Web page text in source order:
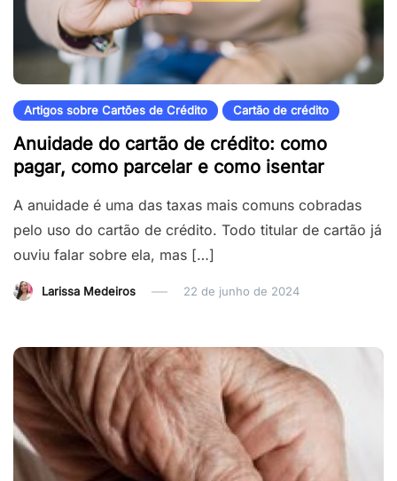
Artigos sobre Cartões de Crédito Cartão de crédito
Anuidade do cartão de crédito: como
pagar, como parcelar e como isentar
A anuidade é uma das taxas mais comuns cobradas
pelo uso do cartão de crédito. Todo titular de cartão já
ouviu falar sobre ela, mas […]
Larissa Medeiros 22 de junho de 2024